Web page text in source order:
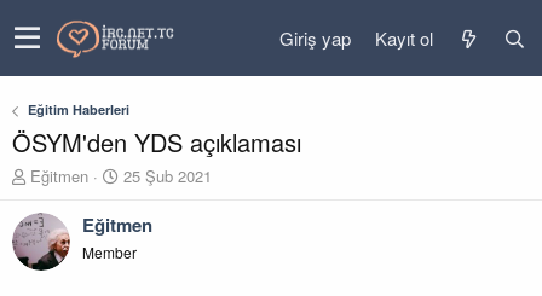
Giriş yap Kayıt ol
Eğitim Haberleri
ÖSYM'den YDS açıklaması
K
n
u
y
Eğitmen
B
ş
l
a
25 Şub 2021
Eğitmen
Member